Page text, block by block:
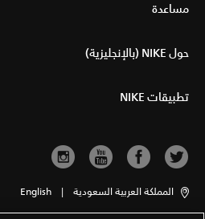
مساعدة
حول NIKE (بالإنجليزية)
تطبيقات NIKE
المملكة العربية السعودية |
English